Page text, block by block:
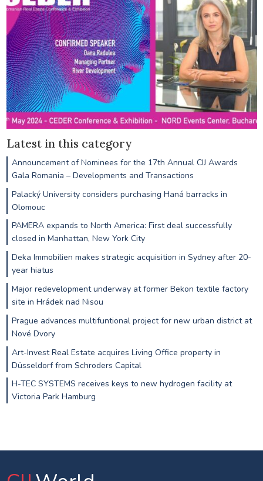
Latest in this category
Announcement of Nominees for the 17th Annual CIJ Awards
Gala Romania – Developments and Transactions
Palacký University considers purchasing Haná barracks in
Olomouc
PAMERA expands to North America: First deal successfully
closed in Manhattan, New York City
Deka Immobilien makes strategic acquisition in Sydney after 20-
year hiatus
Major redevelopment underway at former Bekon textile factory
site in Hrádek nad Nisou
Prague advances multifuntional project for new urban district at
Nové Dvory
Art-Invest Real Estate acquires Living Office property in
Düsseldorf from Schroders Capital
H-TEC SYSTEMS receives keys to new hydrogen facility at
Victoria Park Hamburg